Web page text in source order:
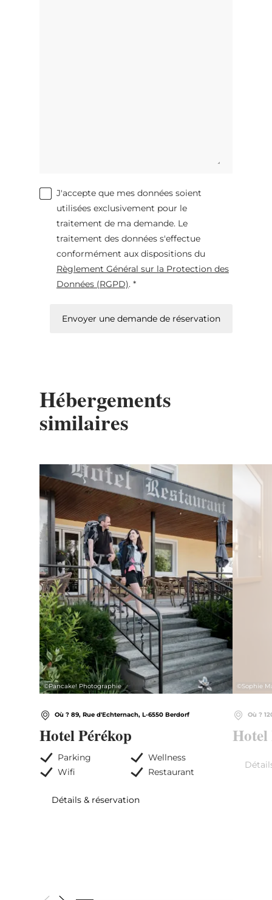
J'accepte que mes données soient
utilisées exclusivement pour le
traitement de ma demande. Le
traitement des données s'effectue
conformément aux dispositions du
Règlement Général sur la Protection des
Données (RGPD). *
Envoyer une demande de réservation
Hébergements
similaires
©Pancake! Photographie
Où ? 89, Rue d'Echternach, L-6550 Berdorf
Hotel Pérékop
Parking
Wellness
Wifi
Restaurant
Détails & réservation
Détails & réservation
©Sophie
Où ?